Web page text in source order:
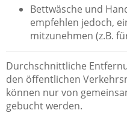
Bettwäsche und
empfehlen jedoch,
mitzunehmen (z.B.
Durchschnittliche
den öffentlichen
können nur von
gebucht werden.